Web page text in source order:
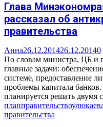
Глава
рассказал об
правительства
Анна26.12.201426.12.20140
По словам министра, ЦБ и
главные задачи:
системе, предоставление
проблемы капитала
планируется решать двумя
планправительствоулюкаев
правительства